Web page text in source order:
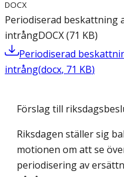
DOCX
Periodiserad beskattning
intrångDOCX(71 KB)
Periodiserad
intrång(docx, 71 KB)
Förslag till
Riksdagen ställer sig
motionen om att se
periodisering av